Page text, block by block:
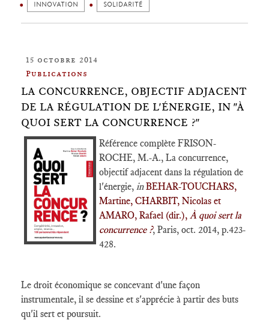
INNOVATION SOLIDARITÉ
15 octobre 2014
Publications
LA CONCURRENCE, OBJECTIF ADJACENT
DE LA RÉGULATION DE L'ÉNERGIE, IN "À
QUOI SERT LA CONCURRENCE ?"
Référence complète FRISON-
ROCHE, M.-A., La concurrence,
objectif adjacent dans la régulation de
l'énergie, in BEHAR-TOUCHARS,
Martine, CHARBIT, Nicolas et
AMARO, Rafael (dir.), À quoi sert la
concurrence ?, Paris, oct. 2014, p.423-
428.
Le droit économique se concevant d'une façon
instrumentale, il se dessine et s'apprécie à partir des buts
qu'il sert et poursuit.